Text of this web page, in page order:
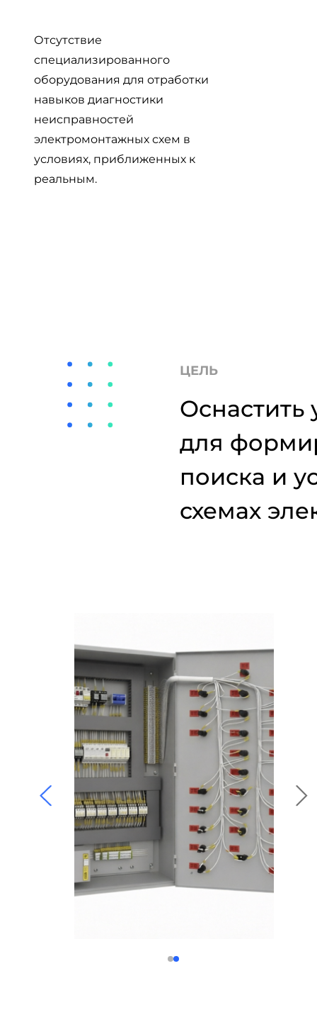
Отсутствие
специализированного
оборудования для отработки
навыков диагностики
неисправностей
электромонтажных схем в
условиях, приближенных к
реальным.
ЦЕЛЬ
Оснастить
для
поиска и
схемах